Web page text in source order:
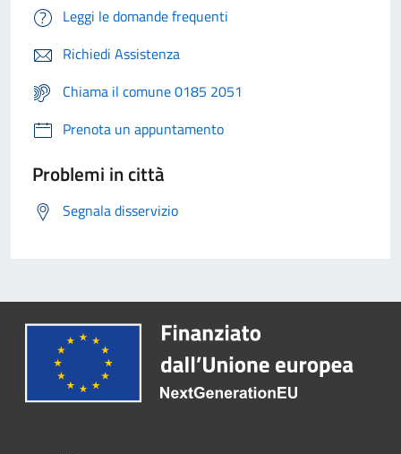
Leggi le domande frequenti
Richiedi Assistenza
Chiama il comune 0185 2051
Prenota un appuntamento
Problemi in città
Segnala disservizio